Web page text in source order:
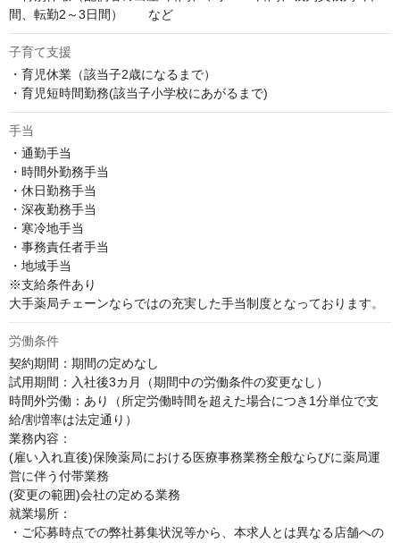
間、転勤2～3日間）　　など
子育て支援
・育児休業（該当子2歳になるまで）
・育児短時間勤務(該当子小学校にあがるまで)
手当
・通勤手当
・時間外勤務手当
・休日勤務手当
・深夜勤務手当
・寒冷地手当
・事務責任者手当
・地域手当
※支給条件あり
大手薬局チェーンならではの充実した手当制度となっております。
労働条件
契約期間：期間の定めなし
試用期間：入社後3カ月（期間中の労働条件の変更なし）
時間外労働：あり（所定労働時間を超えた場合につき1分単位で支
給/割増率は法定通り）
業務内容：
(雇い入れ直後)保険薬局における医療事務業務全般ならびに薬局運
営に伴う付帯業務
(変更の範囲)会社の定める業務
就業場所：
・ご応募時点での弊社募集状況等から、本求人とは異なる店舗への